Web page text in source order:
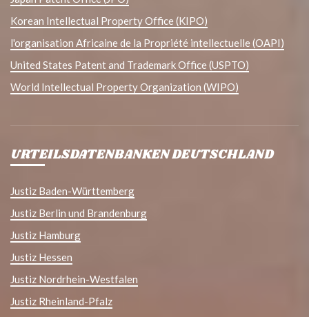
Korean Intellectual Property Office (KIPO)
l'organisation Africaine de la Propriété intellectuelle (OAPI)
United States Patent and Trademark Office (USPTO)
World Intellectual Property Organization (WIPO)
URTEILSDATENBANKEN DEUTSCHLAND
Justiz Baden-Württemberg
Justiz Berlin und Brandenburg
Justiz Hamburg
Justiz Hessen
Justiz Nordrhein-Westfalen
Justiz Rheinland-Pfalz